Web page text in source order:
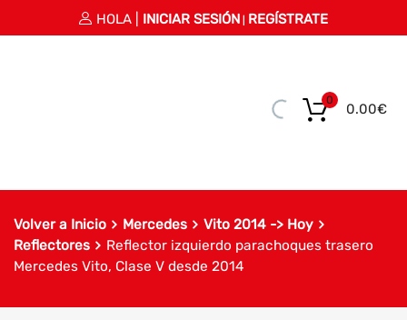
HOLA | INICIAR SESIÓN REGÍSTRATE
0.00€
0
Volver a Inicio Mercedes
Vito 2014 -> Hoy
Reflectores
Reflector izquierdo parachoques trasero
Mercedes Vito, Clase V desde 2014